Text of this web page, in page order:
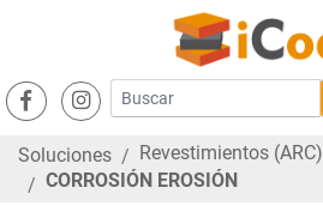
Soluciones
Revestimientos (ARC)
CORROSIÓN EROSIÓN